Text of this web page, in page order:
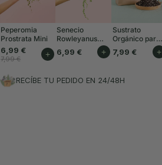
Peperomia
Prostrata Mini
6,99 €
7,99 € +
Senecio
Rowleyanus
6,99 € +
Sustrato
Orgánico para
Interior 3L
7,99 € +
RECÍBE TU PEDIDO EN 24/48H